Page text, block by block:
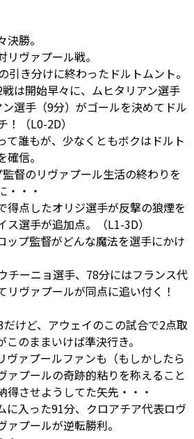
勝。
ヴァプール戦。
引き分けに終わったドルトムント。
は開始早々に、ムヒタリアン選手
ン選手（9分）がゴールを決めてドル
！（L0-2D）
て誰もが、少なくともボクはドルト
信。
督のリヴァプール生活の終わりを
・・・
得点したオリジ選手が反撃の狼煙を
選手が追加点。（L1-3D）
ップ監督がどんな魔法を選手にかけ
チーニョ選手、78分にはフランス代
リヴァプールが同点に追い付く！
けど、アウェイのこの試合で2点取
のままいけば準決行き。
ヴァプールファンも（もしかしたら
ァプールの奇跡的粘りを称えること
得させようしてた矢先・・・
に入った91分、クロアチア代表ロヴ
プールが逆転勝利。